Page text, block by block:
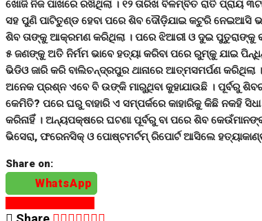
ଖୋଜି ନିଜ ପାଖରେ ରଖିଥିଲା । ୧୨ ତାରିଖ ବିଳମ୍ବିତ ରାତି ପ୍ରାୟ
ସହ ପୁଣି ପାଟିତୁଣ୍ଡ ହେବା ପରେ ଶିବ ଦୌଡ଼ିଯାଇ କଟୁରି ନେଇଆସି
ଶିବ ତାଙ୍କୁ ଆକ୍ରମଣ କରିଥିଲା । ପରେ ଝିଆରୀ ଓ ଦୁଇ ପୁତୁରାଙ୍କୁ
୫ ଜଣଙ୍କୁ ଅତି ନିର୍ମମ ଭାବେ ହତ୍ୟା କରିବା ପରେ ରୁମ୍କୁ ଯାଇ
ଭିଡିଓ ଜାରି କରି ବାଲିଚନ୍ଦ୍ରପୁର ଥାନାରେ ଆତ୍ମସମର୍ପଣ
ଅନେକ ପ୍ରଶ୍ନ ଏବେ ବି ଉଙ୍କି ମାରୁଥିବା କୁହାଯାଉଛି । ପୂର୍ବରୁ
କେମିତି? ପରେ ଘରୁ ବାହାରି ଏ ସମ୍ପର୍କରେ କାହାରିକୁ କିଛି ନକହି
କରିନାହିଁ । ଅନ୍ୟପକ୍ଷରେ ଘଟଣା ପୂର୍ବରୁ ବା ପରେ ଶିବ
ଭିସେରା, ଫରେନସିକ୍ ଓ ପୋଷ୍ଟମର୍ଟମ୍ ରିପୋର୍ଟ ଆସିଲେ
Share on:
WhatsApp